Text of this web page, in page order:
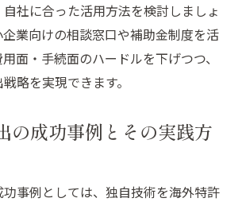
社に合った活用方法を検討しましょ
業向けの相談窓口や補助金制度を活
面・手続面のハードルを下げつつ、
略を実現できます。
の成功事例とその実践方
事例としては、独自技術を海外特許